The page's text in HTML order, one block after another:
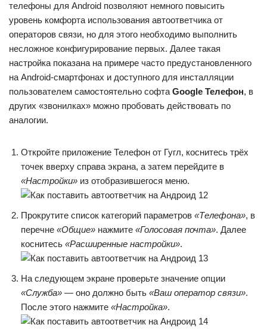
телефоны для Android позволяют немного повысить
уровень комфорта использования автоответчика от
операторов связи, но для этого необходимо выполнить
несложное конфигурирование первых. Далее такая
настройка показана на примере часто предустановленного
на Android-смартфонах и доступного для инсталляции
пользователем самостоятельно софта Google Телефон, в
других «звонилках» можно пробовать действовать по
аналогии.
Откройте приложение Телефон от Гугл, коснитесь трёх
точек вверху справа экрана, а затем перейдите в
«Настройки» из отобразившегося меню.
Прокрутите список категорий параметров «Телефона», в
перечне «Общие» нажмите «Голосовая почта». Далее
коснитесь «Расширенные настройки».
На следующем экране проверьте значение опции
«Служба» — оно должно быть «Ваш оператор связи».
После этого нажмите «Настройка».